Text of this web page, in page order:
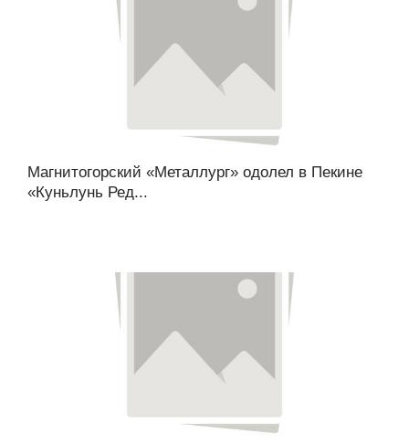
Магнитогорский «Металлург» одолел в Пекине
«Куньлунь Ред...